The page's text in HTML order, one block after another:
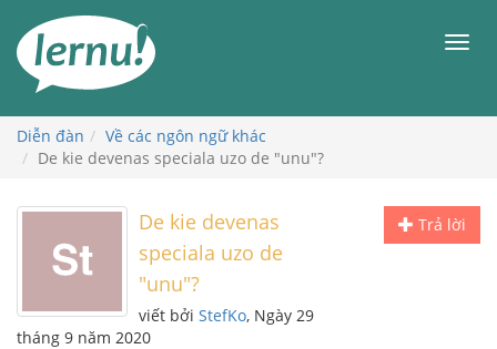
đến
phần
dung
Diễn đàn
Về các ngôn ngữ khác
De kie devenas speciala uzo de "unu"?
Trả lời
De kie devenas
speciala uzo de
"unu"?
viết bởi StefKo, Ngày 29
tháng 9 năm 2020